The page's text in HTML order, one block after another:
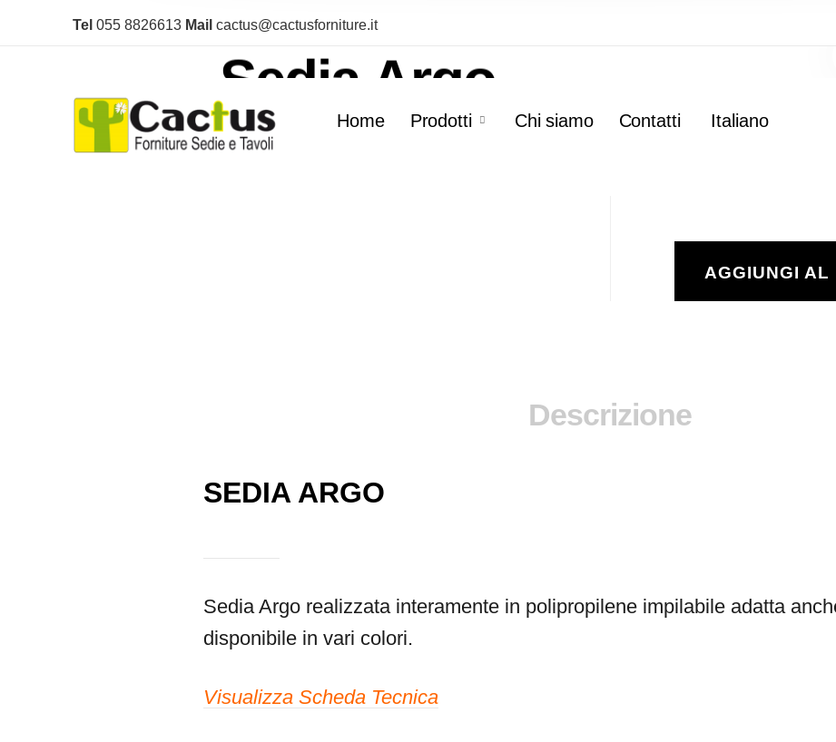
Tel 055 8826613 Mail cactus@cactusforniture.it
Home Prodotti Chi siamo Contatti Italiano
Home / Sedie / Sedie Plastic
Sedia Argo
AGGIUNGI AL
Descrizione
SEDIA ARGO
Sedia Argo realizzata interamente in polipropilene impilabile adatta
disponibile in vari colori.
Visualizza Scheda Tecnica